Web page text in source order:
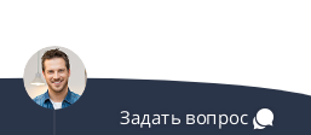
Задать вопрос